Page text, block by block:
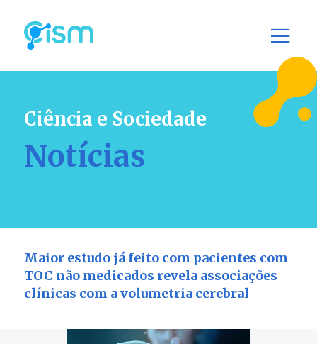
Ciência e Sociedade
Notícias
Maior estudo já feito com pacientes com
TOC não medicados revela associações
clínicas com a volumetria cerebral